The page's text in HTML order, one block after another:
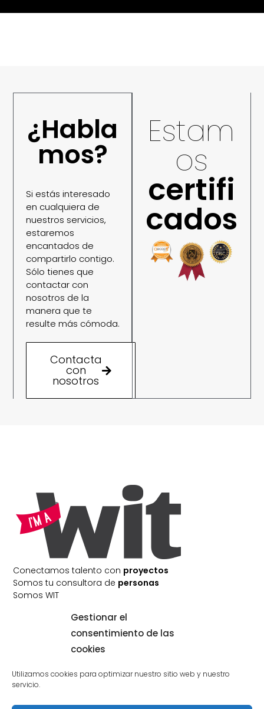
Gestionar el
consentimiento de las
cookies
Utilizamos cookies para optimizar nuestro sitio web y nuestro
servicio.
¿Habla
mos?
Si estás interesado
en cualquiera de
nuestros servicios,
estaremos
encantados de
compartirlo contigo.
Sólo tienes que
contactar con
nosotros de la
manera que te
resulte más cómoda.
Contacta
con
nosotros
Estam
os
certifi
cados
Conectamos talento con proyectos
Somos tu consultora de personas
Somos WIT
Subvenciona